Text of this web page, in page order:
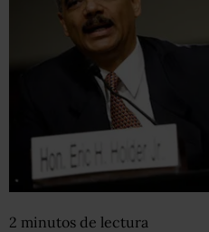
2 minutos de lectura